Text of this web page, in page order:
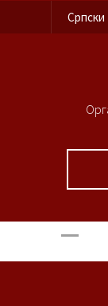
Српски